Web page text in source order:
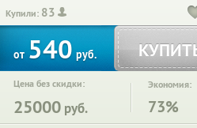
Купили: 83
от540руб.
Цена без скидки:
25000 руб.
Экономия:
73%